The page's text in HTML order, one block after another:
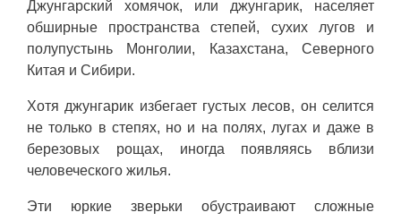
Джунгарский хомячок, или джунгарик, населяет
обширные пространства степей, сухих лугов и
полупустынь Монголии, Казахстана, Северного
Китая и Сибири.
Хотя джунгарик избегает густых лесов, он селится
не только в степях, но и на полях, лугах и даже в
березовых рощах, иногда появляясь вблизи
человеческого жилья.
Эти юркие зверьки обустраивают сложные